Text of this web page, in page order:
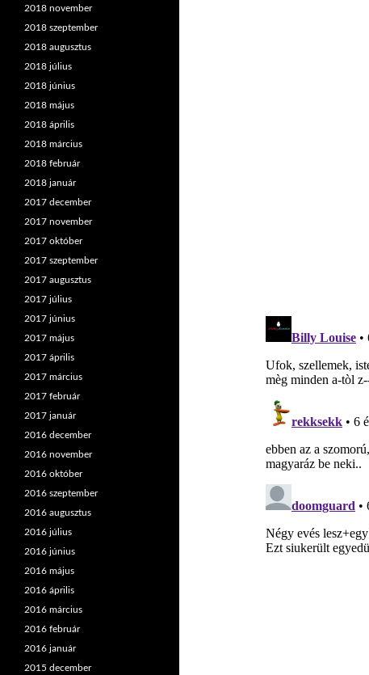
2018 november
2018 szeptember
2018 augusztus
2018 július
2018 június
2018 május
2018 április
2018 március
2018 február
2018 január
2017 december
2017 november
2017 október
2017 szeptember
2017 augusztus
2017 július
2017 június
2017 május
2017 április
2017 március
2017 február
2017 január
2016 december
2016 november
2016 október
2016 szeptember
2016 augusztus
2016 július
2016 június
2016 május
2016 április
2016 március
2016 február
2016 január
2015 december